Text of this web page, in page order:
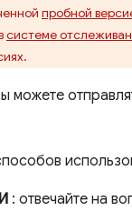
пробной
системе
: отвечайте на